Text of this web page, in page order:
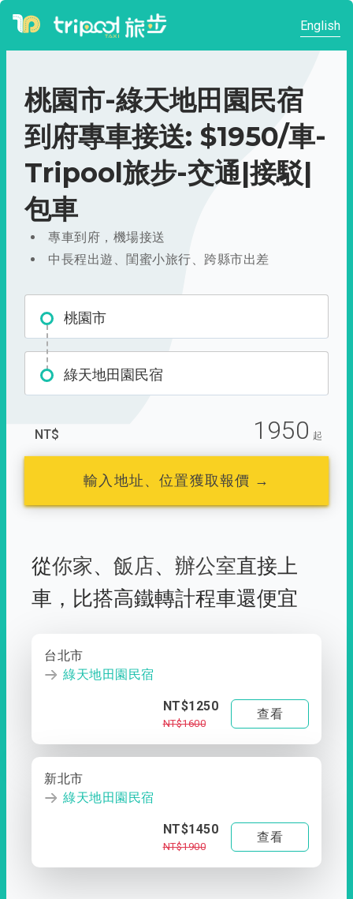
English
桃園市-綠天地田園民宿
到府專車接送: $1950/車-
Tripool旅步-交通|接駁|
包車
專車到府，機場接送
中長程出遊、閨蜜小旅行、跨縣市出差
桃園市
綠天地田園民宿
NT$ 1950 起
輸入地址、位置獲取報價 →
從你家、 飯店、 辦公室直接上
車， 比搭高鐵轉計程車還便宜
台北市
綠天地田園民宿
NT$1250
NT$1600
查看
新北市
綠天地田園民宿
NT$1450
NT$1900
查看